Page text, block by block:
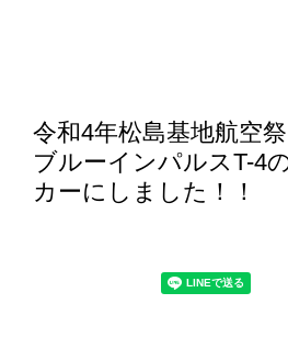
令和4年松島基地航空
ブルーインパルスT-4
カーにしました！！